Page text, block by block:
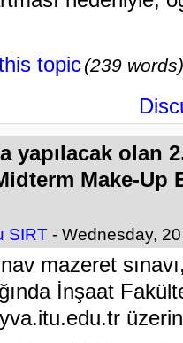
topic(239
yapılacak olan
Make-
SIRT - Wednesday,
mazeret
İnşaat